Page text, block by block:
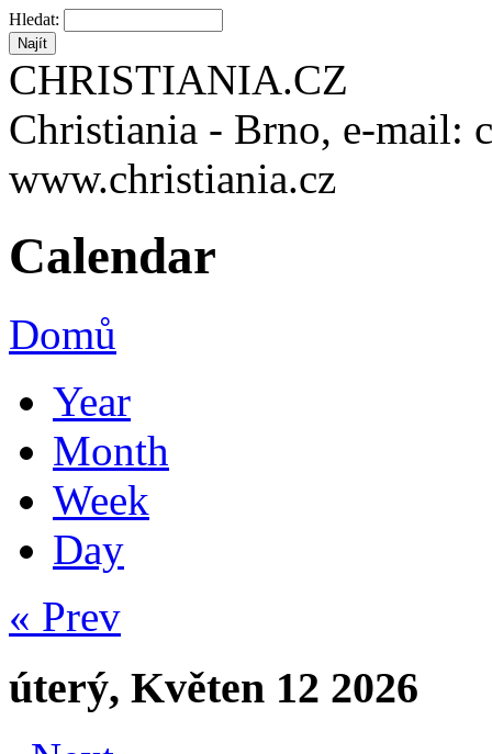
Hledat:
CHRISTIANIA.CZ
Christiania - Brno, e-mail:
www.christiania.cz
Calendar
Domů
Year
Month
Week
Day
« Prev
úterý, Květen 12 2026